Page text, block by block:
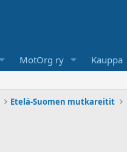
MotOrg ry Kauppa
Etelä-Suomen mutkareitit